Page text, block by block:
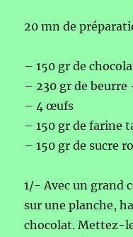
20 mn de
– 150 gr de
– 230 gr de beurre
– 4 œufs
– 150 gr de farine
– 150 gr de sucre
1/- Avec un grand
sur une planche,
chocolat. Mettez-